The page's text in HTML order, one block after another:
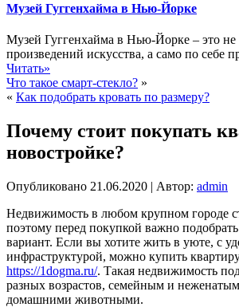
Музей Гуггенхайма в Нью-Йорке
Музей Гуггенхайма в Нью-Йорке – это
произведений искусства, а само по себе
Читать»
Что такое смарт-стекло? »
« Как подобрать кровать по размеру?
Почему стоит покупать
новостройке?
Опубликовано 21.06.2020 | Автор: admin
Недвижимость в любом крупном городе
поэтому перед покупкой важно
вариант. Если вы хотите жить в уюте, с
инфраструктурой, можно купить
https://1dogma.ru/. Такая недвижимость
разных возрастов, семейным и
домашними животными.